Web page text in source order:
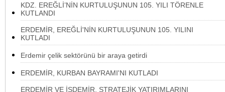
KDZ. EREĞLİ’NİN KURTULUŞUNUN 105. YILI TÖRENLE
KUTLANDI
ERDEMİR, EREĞLİ'NİN KURTULUŞUNUN 105. YILINI
KUTLADI
Erdemir çelik sektörünü bir araya getirdi
ERDEMİR, KURBAN BAYRAMI'NI KUTLADI
ERDEMİR VE İSDEMİR, STRATEJİK YATIRIMLARINI